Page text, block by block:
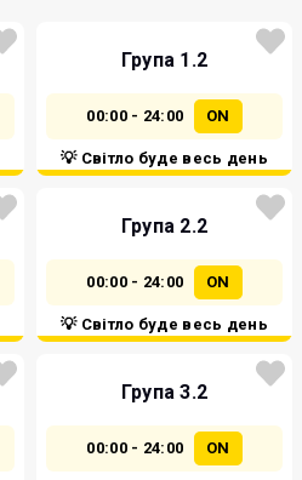
Група 1.2
00:00 - 24:00 ON
💡 Світло буде весь день
Група 2.2
00:00 - 24:00 ON
💡 Світло буде весь день
Група 3.2
00:00 - 24:00 ON